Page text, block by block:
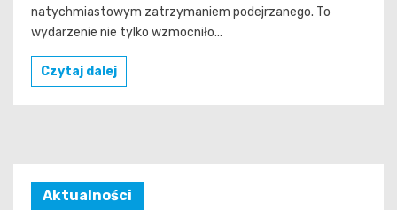
natychmiastowym zatrzymaniem podejrzanego. To
wydarzenie nie tylko wzmocniło...
Czytaj dalej
Aktualności